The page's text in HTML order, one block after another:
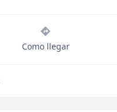
Como llegar